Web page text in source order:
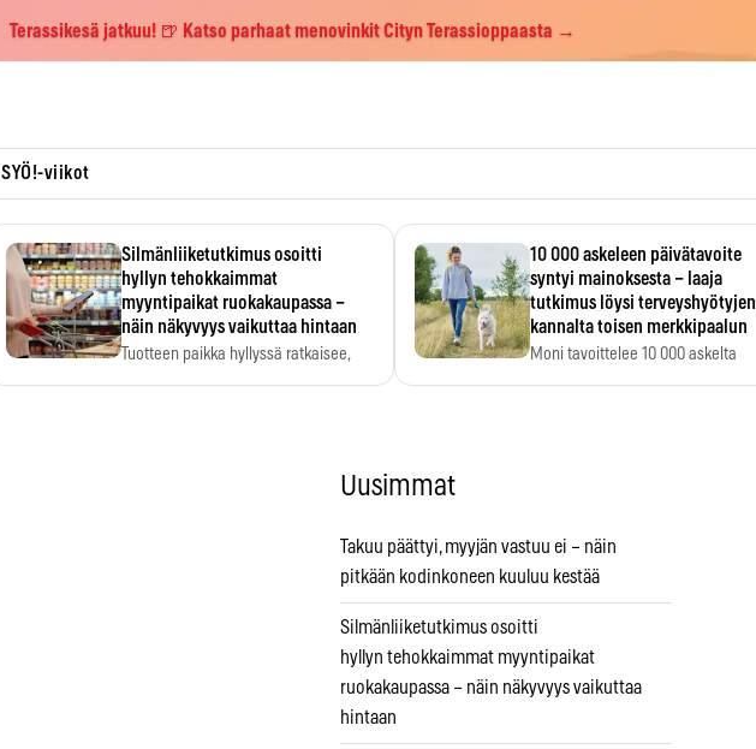
Terassikesä jatkuu! 🍺 Katso parhaat menovinkit Cityn Terassioppaasta →
SYÖ!-viikot
Silmänliiketutkimus osoitti
hyllyn tehokkaimmat
myyntipaikat ruokakaupassa –
näin näkyvyys vaikuttaa hintaan
Tuotteen paikka hyllyssä ratkaisee,
10 000 askeleen päivätavoite
syntyi mainoksesta – laaja
tutkimus löysi terveyshyötyjen
kannalta toisen merkkipaalun
Moni tavoittelee 10 000 askelta
Uusimmat
Takuu päättyi, myyjän vastuu ei – näin
pitkään kodinkoneen kuuluu kestää
Silmänliiketutkimus osoitti
hyllyn tehokkaimmat myyntipaikat
ruokakaupassa – näin näkyvyys vaikuttaa
hintaan